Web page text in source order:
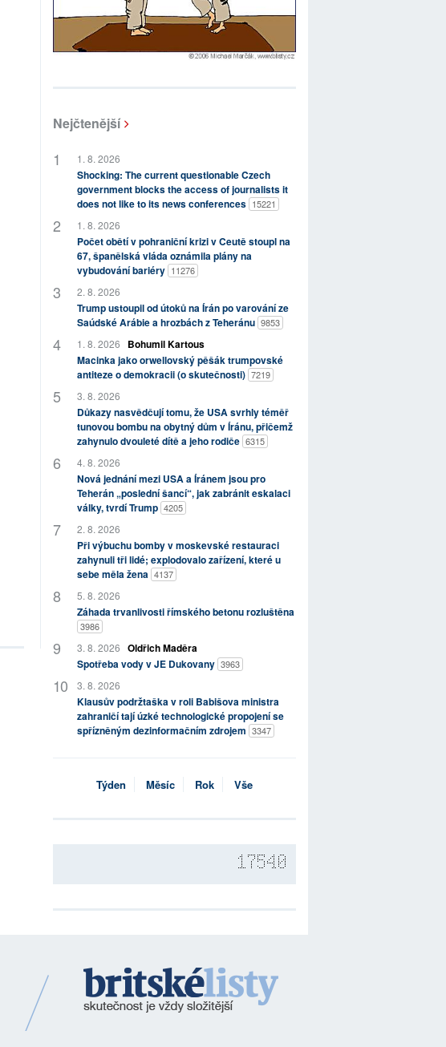
Nejčtenější
1. 8. 2026
Shocking: The current questionable Czech
government blocks the access of journalists it
does not like to its news conferences 15221
1. 8. 2026
Počet obětí v pohraniční krizi v Ceutě stoupl na
67, španělská vláda oznámila plány na
vybudování bariéry 11276
2. 8. 2026
Trump ustoupil od útoků na Írán po varování ze
Saúdské Arábie a hrozbách z Teheránu 9853
1. 8. 2026
Bohumil Kartous
Macinka jako orwellovský pěšák trumpovské
antiteze o demokracii (o skutečnosti) 7219
3. 8. 2026
Důkazy nasvědčují tomu, že USA svrhly téměř
tunovou bombu na obytný dům v Íránu, přičemž
zahynulo dvouleté dítě a jeho rodiče 6315
4. 8. 2026
Nová jednání mezi USA a Íránem jsou pro
Teherán „poslední šancí“, jak zabránit eskalaci
války, tvrdí Trump 4205
2. 8. 2026
Při výbuchu bomby v moskevské restauraci
zahynuli tři lidé; explodovalo zařízení, které u
sebe měla žena 4137
5. 8. 2026
Záhada trvanlivosti římského betonu rozluštěna
3986
3. 8. 2026 Oldřich Maděra
Spotřeba vody v JE Dukovany 3963
3. 8. 2026
Klausův podržtaška v roli Babišova ministra
zahraničí tají úzké technologické propojení se
spřízněným dezinformačním zdrojem 3347
Týden Měsíc Rok Vše
17540